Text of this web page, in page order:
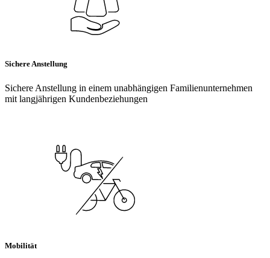
Sichere Anstellung
Sichere Anstellung in einem unabhängigen Familienunternehmen
mit langjährigen Kundenbeziehungen
Mobilität